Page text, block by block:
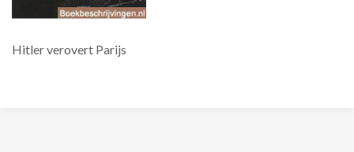
Hitler verovert Parijs